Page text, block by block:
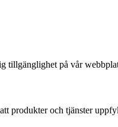
tillgänglighet på vår
produkter och tjänster